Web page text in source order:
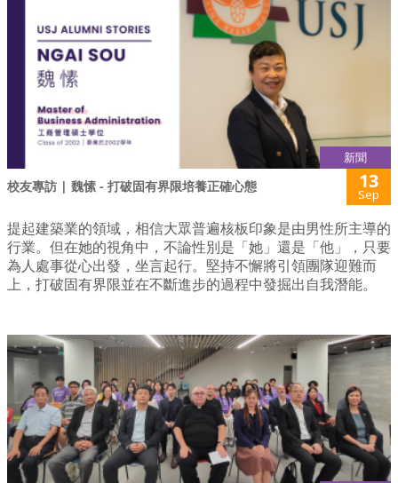
新聞
校友專訪 | 魏愫 - 打破固有界限培養正確心態 13
Sep
提起建築業的領域，相信大眾普遍核板印象是由男性所主導的
行業。但在她的視角中，不論性別是「她」還是「他」，只要
為人處事從心出發，坐言起行。堅持不懈將引領團隊迎難而
上，打破固有界限並在不斷進步的過程中發掘出自我潛能。